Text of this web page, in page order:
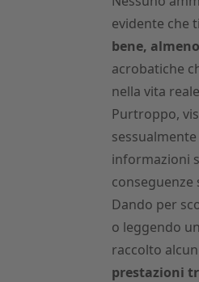
evidente che
bene,
acrobatiche
nella vita
Purtroppo,
informazioni
Dando per
o leggendo
raccolto
prestazioni